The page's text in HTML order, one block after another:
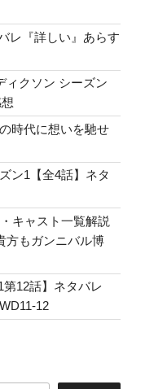
レ『詳しい』あらす
ィクソン シーズン
時代に想いを馳せ
ン1【全4話】ネタ
キャスト一覧解説
方もガンニバル博
第12話】ネタバレ
12